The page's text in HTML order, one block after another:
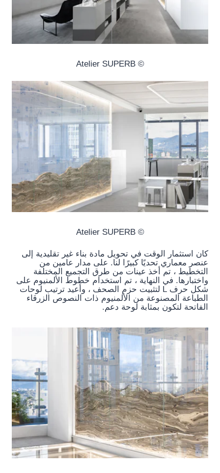
© Atelier SUPERB
© Atelier SUPERB
كان استثمار الوقت في تحويل مادة بناء غير تقليدية إلى
عنصر معماري تحديًا كبيرًا لنا. على مدار عامين من
التخطيط ، تم أخذ عينات من طرق التجميع المختلفة
واختبارها. في النهاية ، تم استخدام خطوط الألمنيوم على
شكل حرف L لتثبيت حزم الصحف ، وأعيد ترتيب لوحات
الطباعة المصنوعة من الألمنيوم ذات النصوص الزرقاء
الفاتحة لتكون بمثابة لوحة دعم.